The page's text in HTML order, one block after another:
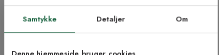
Samtykke Detaljer Om